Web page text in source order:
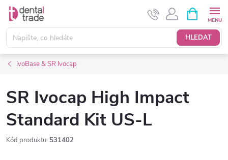
Přejít
obsah
HLEDAT
NÁKUPNÍ
KOŠÍK
IvoBase & SR Ivocap
SR Ivocap High Impact
Standard Kit US-L
Kód produktu: 531402